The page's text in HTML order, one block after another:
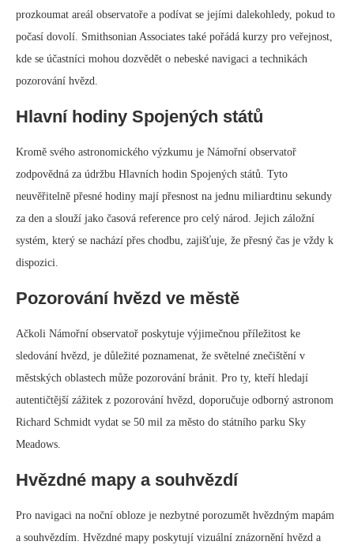
prozkoumat areál observatoře a podívat se jejími dalekohledy, pokud to
počasí dovolí. Smithsonian Associates také pořádá kurzy pro veřejnost,
kde se účastníci mohou dozvědět o nebeské navigaci a technikách
pozorování hvězd.
Hlavní hodiny Spojených států
Kromě svého astronomického výzkumu je Námořní observatoř
zodpovědná za údržbu Hlavních hodin Spojených států. Tyto
neuvěřitelně přesné hodiny mají přesnost na jednu miliardtinu sekundy
za den a slouží jako časová reference pro celý národ. Jejich záložní
systém, který se nachází přes chodbu, zajišťuje, že přesný čas je vždy k
dispozici.
Pozorování hvězd ve městě
Ačkoli Námořní observatoř poskytuje výjimečnou příležitost ke
sledování hvězd, je důležité poznamenat, že světelné znečištění v
městských oblastech může pozorování bránit. Pro ty, kteří hledají
autentičtější zážitek z pozorování hvězd, doporučuje odborný astronom
Richard Schmidt vydat se 50 mil za město do státního parku Sky
Meadows.
Hvězdné mapy a souhvězdí
Pro navigaci na noční obloze je nezbytné porozumět hvězdným mapám
a souhvězdím. Hvězdné mapy poskytují vizuální znázornění hvězd a